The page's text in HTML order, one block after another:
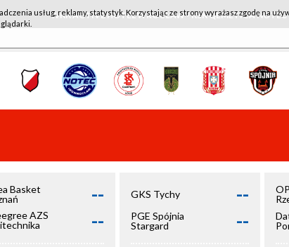
WKK ACTIVE HOTEL WROCŁAW - KSK QEMETICA
Basket
--
AZS
--
GKS Tychy --
PGE Spójnia
Stargard
--
usług, reklamy, statystyk. Korzystając ze strony wyrażasz zgodę na